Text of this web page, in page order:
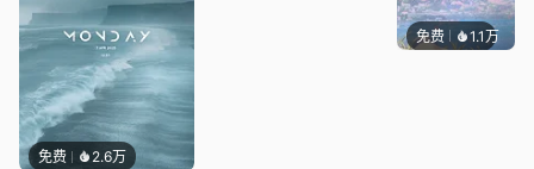
免费 2.6万
免费 1.1万